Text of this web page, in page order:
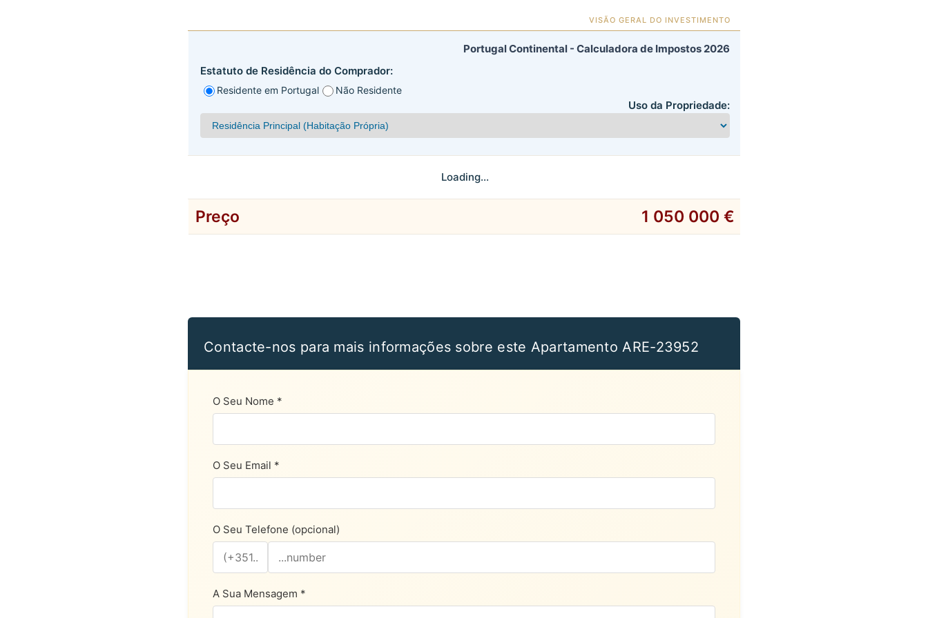
VISÃO GERAL DO INVESTIMENTO
Portugal Continental - Calculadora de Impostos 2026
Estatuto de Residência do Comprador:
Residente em Portugal Não Residente
Uso da Propriedade:
Loading...
Preço 1 050 000 €
Contacte-nos para mais informações sobre este Apartamento ARE-23952
O Seu Nome *
O Seu Email *
O Seu Telefone (opcional)
A Sua Mensagem *